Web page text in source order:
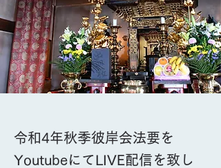
令和4年秋季彼岸会法要を
YoutubeにてLIVE配信を致し